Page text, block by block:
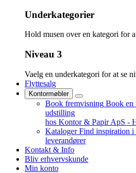
Underkategorier
Hold musen over en kategori for
Niveau 3
Vaelg en underkategori for at se
Flyttesalg
Kontormøbler
Book fremvisning Book en
udstilling
hos Kontor & Papir ApS -
Kataloger Find inspiration i
leverandører
Kontakt & Info
Bliv erhvervskunde
Min konto